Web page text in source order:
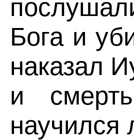
Бога и
наказал
и
научился